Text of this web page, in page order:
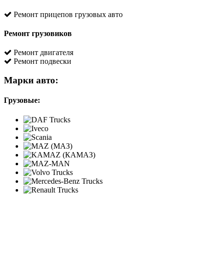
Ремонт прицепов грузовых авто
Ремонт грузовиков
Ремонт двигателя
Ремонт подвески
Марки авто:
Грузовые: